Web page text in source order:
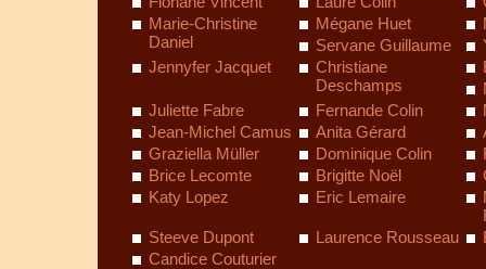
Marie-Christine
Daniel
Mégane Huet
Servane Guillaume
Jennyfer Jacquet
Christiane
Deschamps
Juliette Fabre
Fernande Colin
Jean-Michel Camus
Anita Gérard
Graziella Müller
Dominique Colin
Brice Lecomte
Brigitte Noël
Katy Lopez
Eric Lemaire
Steeve Dupont
Laurence Rousseau
Candice Couturier